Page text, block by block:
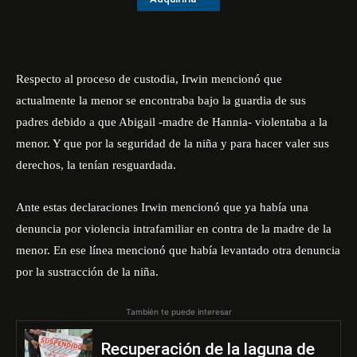
Respecto al proceso de custodia, Irwin mencionó que
actualmente la menor se encontraba bajo la guardia de sus
padres debido a que Abigail -madre de Hannia- violentaba a la
menor. Y que por la seguridad de la niña y para hacer valer sus
derechos, la tenían resguardada.
Ante estas declaraciones Irwin mencionó que ya había una
denuncia por violencia intrafamiliar en contra de la madre de la
menor. En ese línea mencionó que había levantado otra denuncia
por la sustracción de la niña.
También te puede interesar
Recuperación de la laguna de